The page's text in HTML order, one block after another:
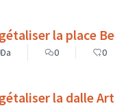
la place
Da 0 0
la dalle